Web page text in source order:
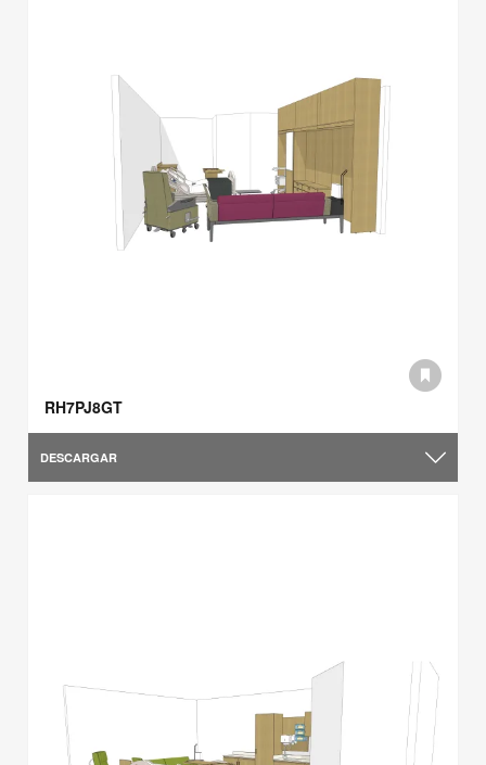
RH7PJ8GT
DESCARGAR